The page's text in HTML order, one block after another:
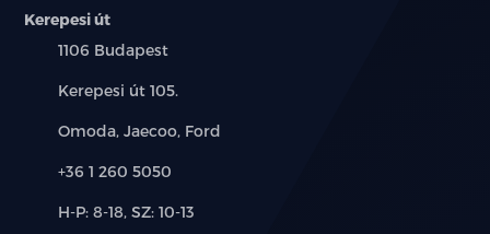
Kerepesi út
Település:
1106 Budapest
Cím:
Kerepesi út 105.
Márkák:
Omoda, Jaecoo, Ford
Telefon:
+36 1 260 5050
Új-
H-P: 8-18, SZ: 10-13